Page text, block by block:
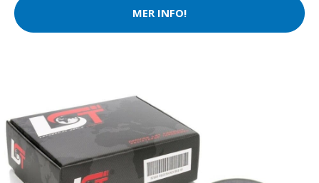
MER INFO!